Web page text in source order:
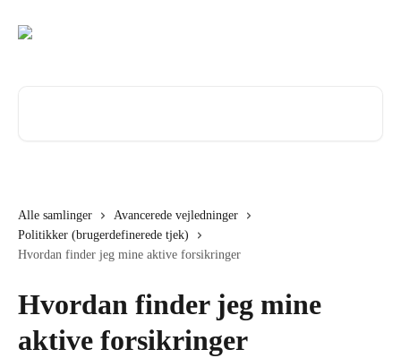
Alle samlinger
Avancerede vejledninger
Politikker (brugerdefinerede tjek)
Hvordan finder jeg mine aktive forsikringer
Hvordan finder jeg mine
aktive forsikringer